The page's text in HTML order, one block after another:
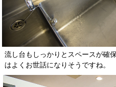
流し台もしっかりとスペースが確
はよくお世話になりそうですね。